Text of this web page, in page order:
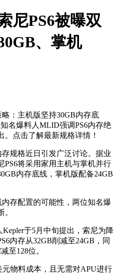
尼PS6被曝双
、掌机
：主机版坚持30GB内存底
名爆料人MLID强调PS6内存绝
。点击了解最新规格详情！
规格近日引发广泛讨论。据业
PS6将采用家用主机与掌机并行
内存底线，掌机版配备24GB
存配置的可能性，两位知名爆
于5月中旬提出，索尼为降
内存从32GB削减至24GB，同
至128位。
元物料成本，且无需对APU进行